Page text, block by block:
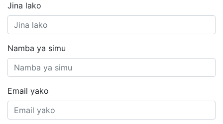
Jina lako
Namba ya simu
Email yako